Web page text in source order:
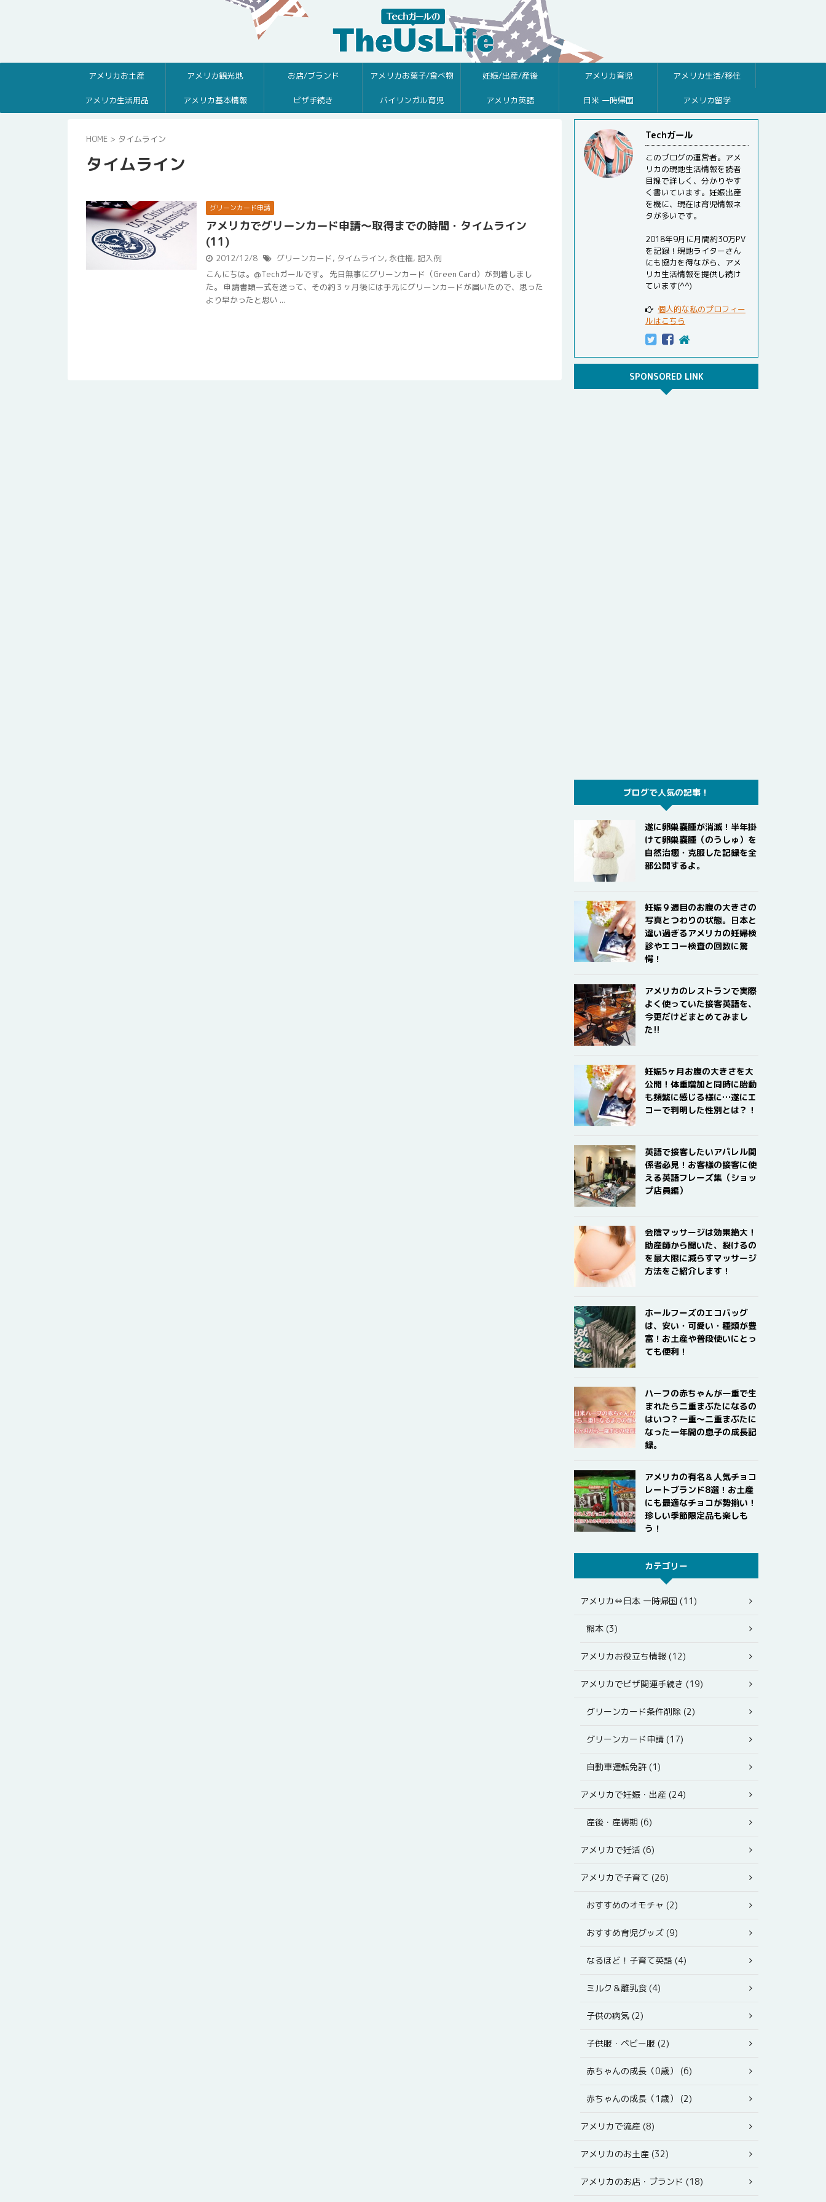
アメリカお土産 アメリカ観光地 お店/ブランド アメリカお菓子/食べ物 妊娠/出産/産後 アメリカ育児 アメリカ生活/移住
アメリカ生活用品 アメリカ基本情報 ビザ手続き バイリンガル育児 アメリカ英語 日米 一時帰国 アメリカ留学
HOME > タイムライン
タイムライン
グリーンカード申請
アメリカでグリーンカード申請〜取得までの時間・タイムライン
(11)
2012/12/8 グリーンカード, タイムライン, 永住権, 記入例
こんにちは。@Techガールです。 先日無事にグリーンカード（Green Card）が到着しまし
た。 申請書類一式を送って、その約３ヶ月後には手元にグリーンカードが届いたので、思った
より早かったと思い ...
Techガール
このブログの運営者。アメ
リカの現地生活情報を読者
目線で詳しく、分かりやす
く書いています。妊娠出産
を機に、現在は育児情報ネ
タが多いです。
2018年9月に月間約30万PV
を記録！現地ライターさん
にも協力を得ながら、アメ
リカ生活情報を提供し続け
ています(^^)
個人的な私のプロフィー
ルはこちら
SPONSORED LINK
ブログで人気の記事！
遂に卵巣嚢腫が消滅！半年掛
けて卵巣嚢腫（のうしゅ）を
自然治癒・克服した記録を全
部公開するよ。
妊娠９週目のお腹の大きさの
写真とつわりの状態。日本と
違い過ぎるアメリカの妊婦検
診やエコー検査の回数に驚
愕！
アメリカのレストランで実際
よく使っていた接客英語を、
今更だけどまとめてみまし
た!!
妊娠5ヶ月お腹の大きさを大
公開！体重増加と同時に胎動
も頻繁に感じる様に…遂にエ
コーで判明した性別とは？！
英語で接客したいアパレル関
係者必見！お客様の接客に使
える英語フレーズ集（ショッ
プ店員編）
会陰マッサージは効果絶大！
助産師から聞いた、裂けるの
を最大限に減らすマッサージ
方法をご紹介します！
ホールフーズのエコバッグ
は、安い・可愛い・種類が豊
富！お土産や普段使いにとっ
ても便利！
ハーフの赤ちゃんが一重で生
まれたら二重まぶたになるの
はいつ？一重〜二重まぶたに
なった一年間の息子の成長記
録。
アメリカの有名＆人気チョコ
レートブランド8選！お土産
にも最適なチョコが勢揃い！
珍しい季節限定品も楽しも
う！
カテゴリー
アメリカ⇔日本 一時帰国 (11)
熊本 (3)
アメリカお役立ち情報 (12)
アメリカでビザ関連手続き (19)
グリーンカード条件削除 (2)
グリーンカード申請 (17)
自動車運転免許 (1)
アメリカで妊娠・出産 (24)
産後・産褥期 (6)
アメリカで妊活 (6)
アメリカで子育て (26)
おすすめのオモチャ (2)
おすすめ育児グッズ (9)
なるほど！子育て英語 (4)
ミルク＆離乳食 (4)
子供の病気 (2)
子供服・ベビー服 (2)
赤ちゃんの成長（0歳） (6)
赤ちゃんの成長（1歳） (2)
アメリカで流産 (8)
アメリカのお土産 (32)
アメリカのお店・ブランド (18)